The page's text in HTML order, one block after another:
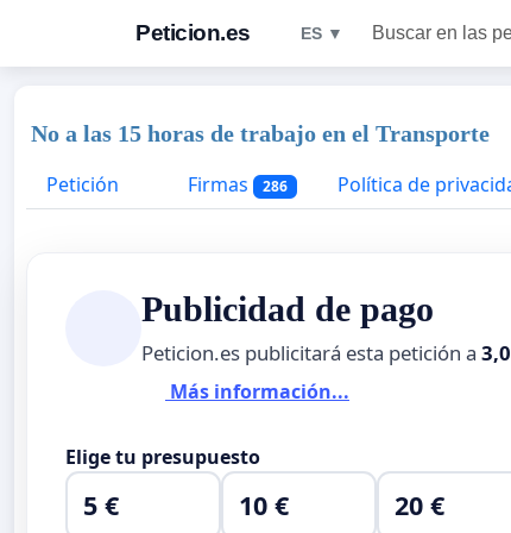
Peticion.es ES ▼ Buscar en las
No a las 15 horas de trabajo en el Transporte
Petición
Firmas 286 Política de
Publicidad de pago
Peticion.es publicitará esta petición a
Más información...
Elige tu presupuesto
5 € 10 € 20 €